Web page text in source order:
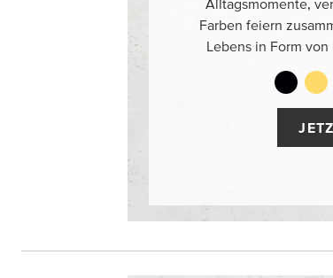
Alltagsmomente,
Farben feiern
Lebens in Form